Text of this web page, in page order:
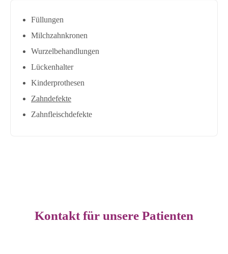
Füllungen
Milchzahnkronen
Wurzelbehandlungen
Lückenhalter
Kinderprothesen
Zahndefekte
Zahnfleischdefekte
Kontakt für unsere Patienten